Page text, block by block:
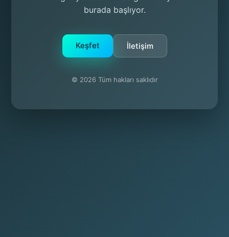
burada başlıyor.
Keşfet İletişim
© 2026 Tüm hakları saklıdır